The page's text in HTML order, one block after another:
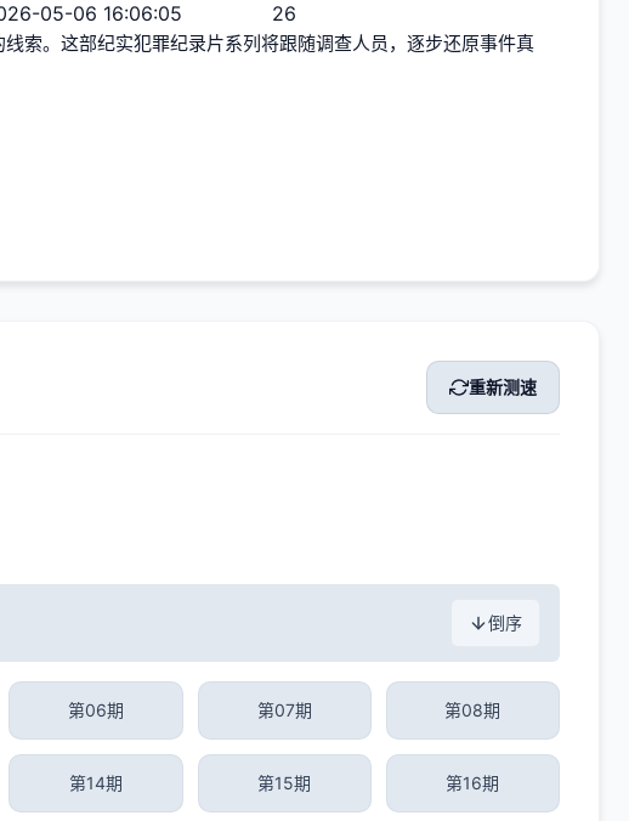
05-06 16:06:05
26
索。这部纪实犯罪纪录片系列将跟随调查人员，逐步还原事件真
重新测速
倒序
第06期 第07期 第08期
第14期 第15期 第16期